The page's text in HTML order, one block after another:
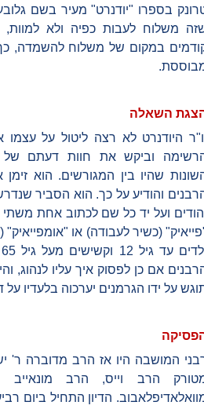
בספרו "יודנרט" מעיר בשם
משלוח לעבות כפיה ולא למוות,
במקום של משלוח להשמדה, כך
השאלה
היודנרט לא רצה ליטול על
וביקש את חוות דעתם של
והודיע על כך. הוא הסביר
ועל יד כל שם לכתוב אחת משתי
(כשיר לעבודה) או
עד גיל 12 וקשישים מעל גיל 65 יסומנו באות
אם כן לפסוק איך עליו לנהוג,
על ידו הגרמנים יערכוה בלעדיו
המושבה היו אז הרב מדוברה ר'
הרב וייס, הרב מונאייב